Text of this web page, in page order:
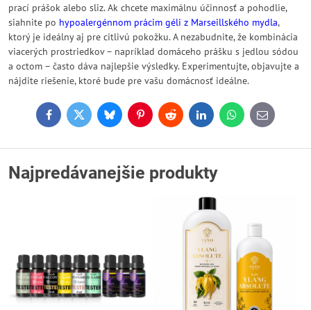
prací prášok alebo sliz. Ak chcete maximálnu účinnosť a pohodlie,
siahnite po hypoalergénnom prácim géli z Marseillského mydla,
ktorý je ideálny aj pre citlivú pokožku. A nezabudnite, že kombinácia
viacerých prostriedkov – napríklad domáceho prášku s jedlou sódou
a octom – často dáva najlepšie výsledky. Experimentujte, objavujte a
nájdite riešenie, ktoré bude pre vašu domácnosť ideálne.
FacebookTwitterBlueskyPinterestReddit LinkedInWhatsApp
E-
mail
Najpredávanejšie produkty